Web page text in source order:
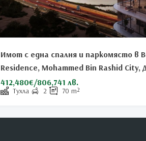
Имот с една спалня и паркомясто в
Residence, Mohammed Bin Rashid City,
412,480€/806,741 лв.
Тухла 2 70 m²